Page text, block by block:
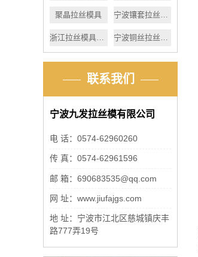
聚晶拉丝模具
联系我们
宁波九发拉丝模有限公司
电 话：0574-62960260
传 真：0574-62961596
邮 箱：690683535@qq.com
网 址：www.jiufajgs.com
地 址：宁波市江北区慈城镇庆丰
路777弄19号